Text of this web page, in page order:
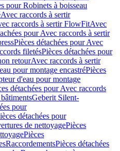
pour Robinets à boisseau
Avec raccords à sertir
raccords à sertir FlowFitAvec
pour Avec raccords à sertir
Pièces détachées pour Avec
filetésPièces détachées pour
retourAvec raccords à sertir
pour montage encastréPièces
d'eau pour montage
détachées pour Avec raccords
Geberit Silent-
pour
détachées pour
de nettoyagePièces
Pièces
RaccordementsPièces détachées